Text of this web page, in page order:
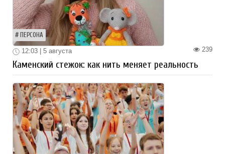
ПЕРСОНА
239
12:03 | 5 августа
Каменский стежок: как нить меняет реальность